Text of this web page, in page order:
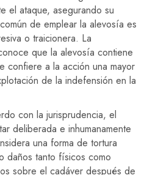
el ataque, asegurando su
de emplear la alevosía es
o traicionera. La
que la alevosía contiene
confiere a la acción una mayor
de la indefensión en la
con la jurisprudencia, el
deliberada e inhumanamente
una forma de tortura
daños tanto físicos como
sobre el cadáver después de